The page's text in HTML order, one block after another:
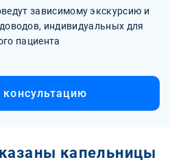
зависимому экскурсию и
индивидуальных для
пациента
консультацию
капельницы